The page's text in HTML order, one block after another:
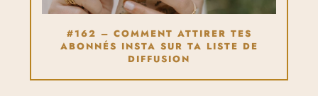
#162 – COMMENT ATTIRER TES
ABONNÉS INSTA SUR TA LISTE DE
DIFFUSION